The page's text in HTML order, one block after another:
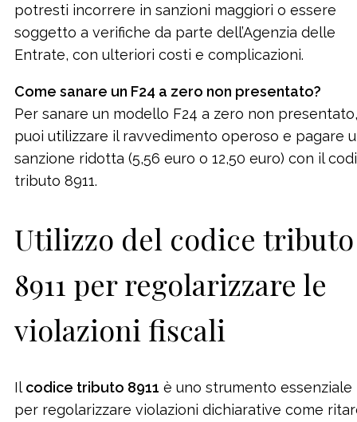
potresti incorrere in sanzioni maggiori o essere
soggetto a verifiche da parte dell’Agenzia delle
Entrate, con ulteriori costi e complicazioni.
Come sanare un F24 a zero non presentato?
Per sanare un modello F24 a zero non presentato,
puoi utilizzare il ravvedimento operoso e pagare
sanzione ridotta (5,56 euro o 12,50 euro) con il
tributo 8911.
Utilizzo del codice tributo
8911 per regolarizzare le
violazioni fiscali
Il codice tributo 8911 è uno strumento essenziale
per regolarizzare violazioni dichiarative come